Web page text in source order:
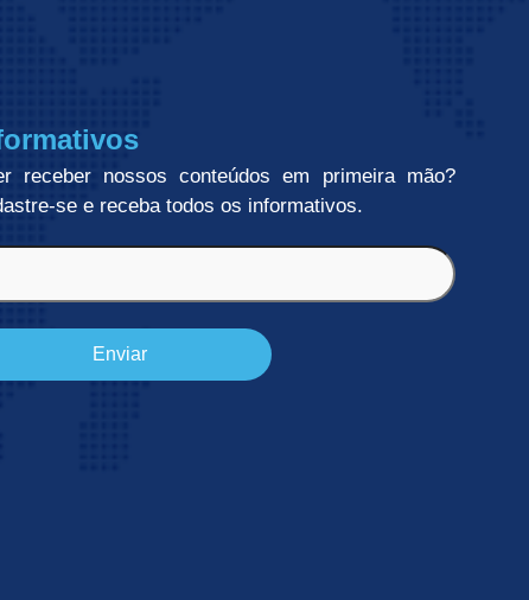
receber nossos conteúdos em primeira mão?
se e receba todos os informativos.